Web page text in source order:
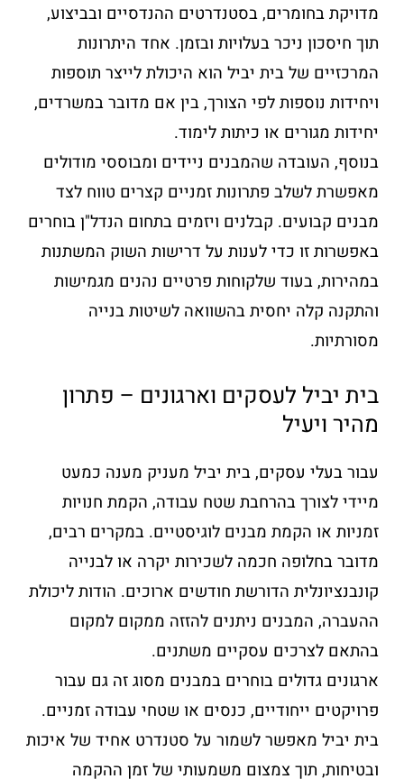
מדויקת בחומרים, בסטנדרטים ההנדסיים ובביצוע,
תוך חיסכון ניכר בעלויות ובזמן. אחד היתרונות
המרכזיים של בית יביל הוא היכולת לייצר תוספות
ויחידות נוספות לפי הצורך, בין אם מדובר במשרדים,
יחידות מגורים או כיתות לימוד.
בנוסף, העובדה שהמבנים ניידים ומבוססי מודולים
מאפשרת לשלב פתרונות זמניים קצרים טווח לצד
מבנים קבועים. קבלנים ויזמים בתחום הנדל"ן בוחרים
באפשרות זו כדי לענות על דרישות השוק המשתנות
במהירות, בעוד שלקוחות פרטיים נהנים מגמישות
והתקנה קלה יחסית בהשוואה לשיטות בנייה
מסורתיות.
בית יביל לעסקים וארגונים – פתרון
מהיר ויעיל
עבור בעלי עסקים, בית יביל מעניק מענה כמעט
מיידי לצורך בהרחבת שטח עבודה, הקמת חנויות
זמניות או הקמת מבנים לוגיסטיים. במקרים רבים,
מדובר בחלופה חכמה לשכירות יקרה או לבנייה
קונבנציונלית הדורשת חודשים ארוכים. הודות ליכולת
ההעברה, המבנים ניתנים להזזה ממקום למקום
בהתאם לצרכים עסקיים משתנים.
ארגונים גדולים בוחרים במבנים מסוג זה גם עבור
פרויקטים ייחודיים, כנסים או שטחי עבודה זמניים.
בית יביל מאפשר לשמור על סטנדרט אחיד של איכות
ובטיחות, תוך צמצום משמעותי של זמן ההקמה